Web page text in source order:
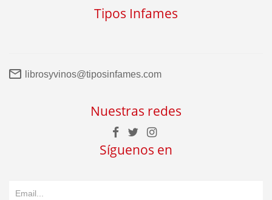
Tipos Infames
librosyvinos@tiposinfames.com
Nuestras redes
Síguenos en